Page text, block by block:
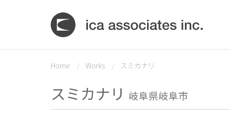
Home Works スミカナリ
スミカナリ 岐阜県岐阜市